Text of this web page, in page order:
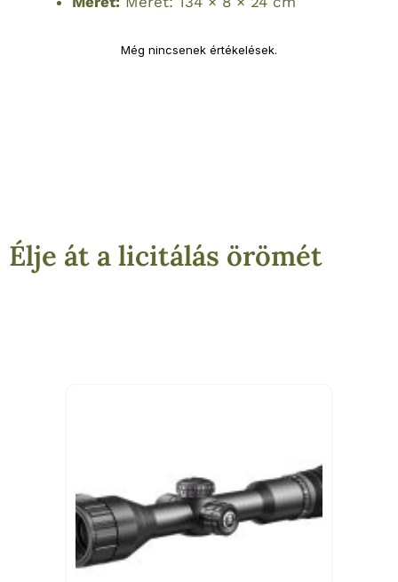
Még nincsenek értékelések.
Élje át a licitálás örömét